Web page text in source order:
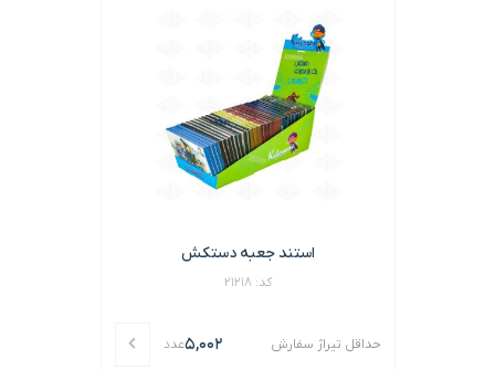
استند جعبه دستکش
کد: 21218
حداقل تیراژ سفارش 5,002عدد